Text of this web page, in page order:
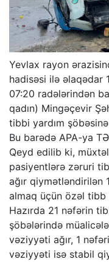
Yevlax rayon
hadisəsi ilə əlaqədar
07:20 radələrindən
qadın) Mingəçevir
tibbi yardım
Bu barədə APA-ya
Qeyd edilib ki,
pasiyentlərə zəruri
ağır qiymətləndirilən
almaq üçün özəl tibb
Hazırda 21 nəfərin
şöbələrində
vəziyyəti ağır, 1
vəziyyəti isə stabil